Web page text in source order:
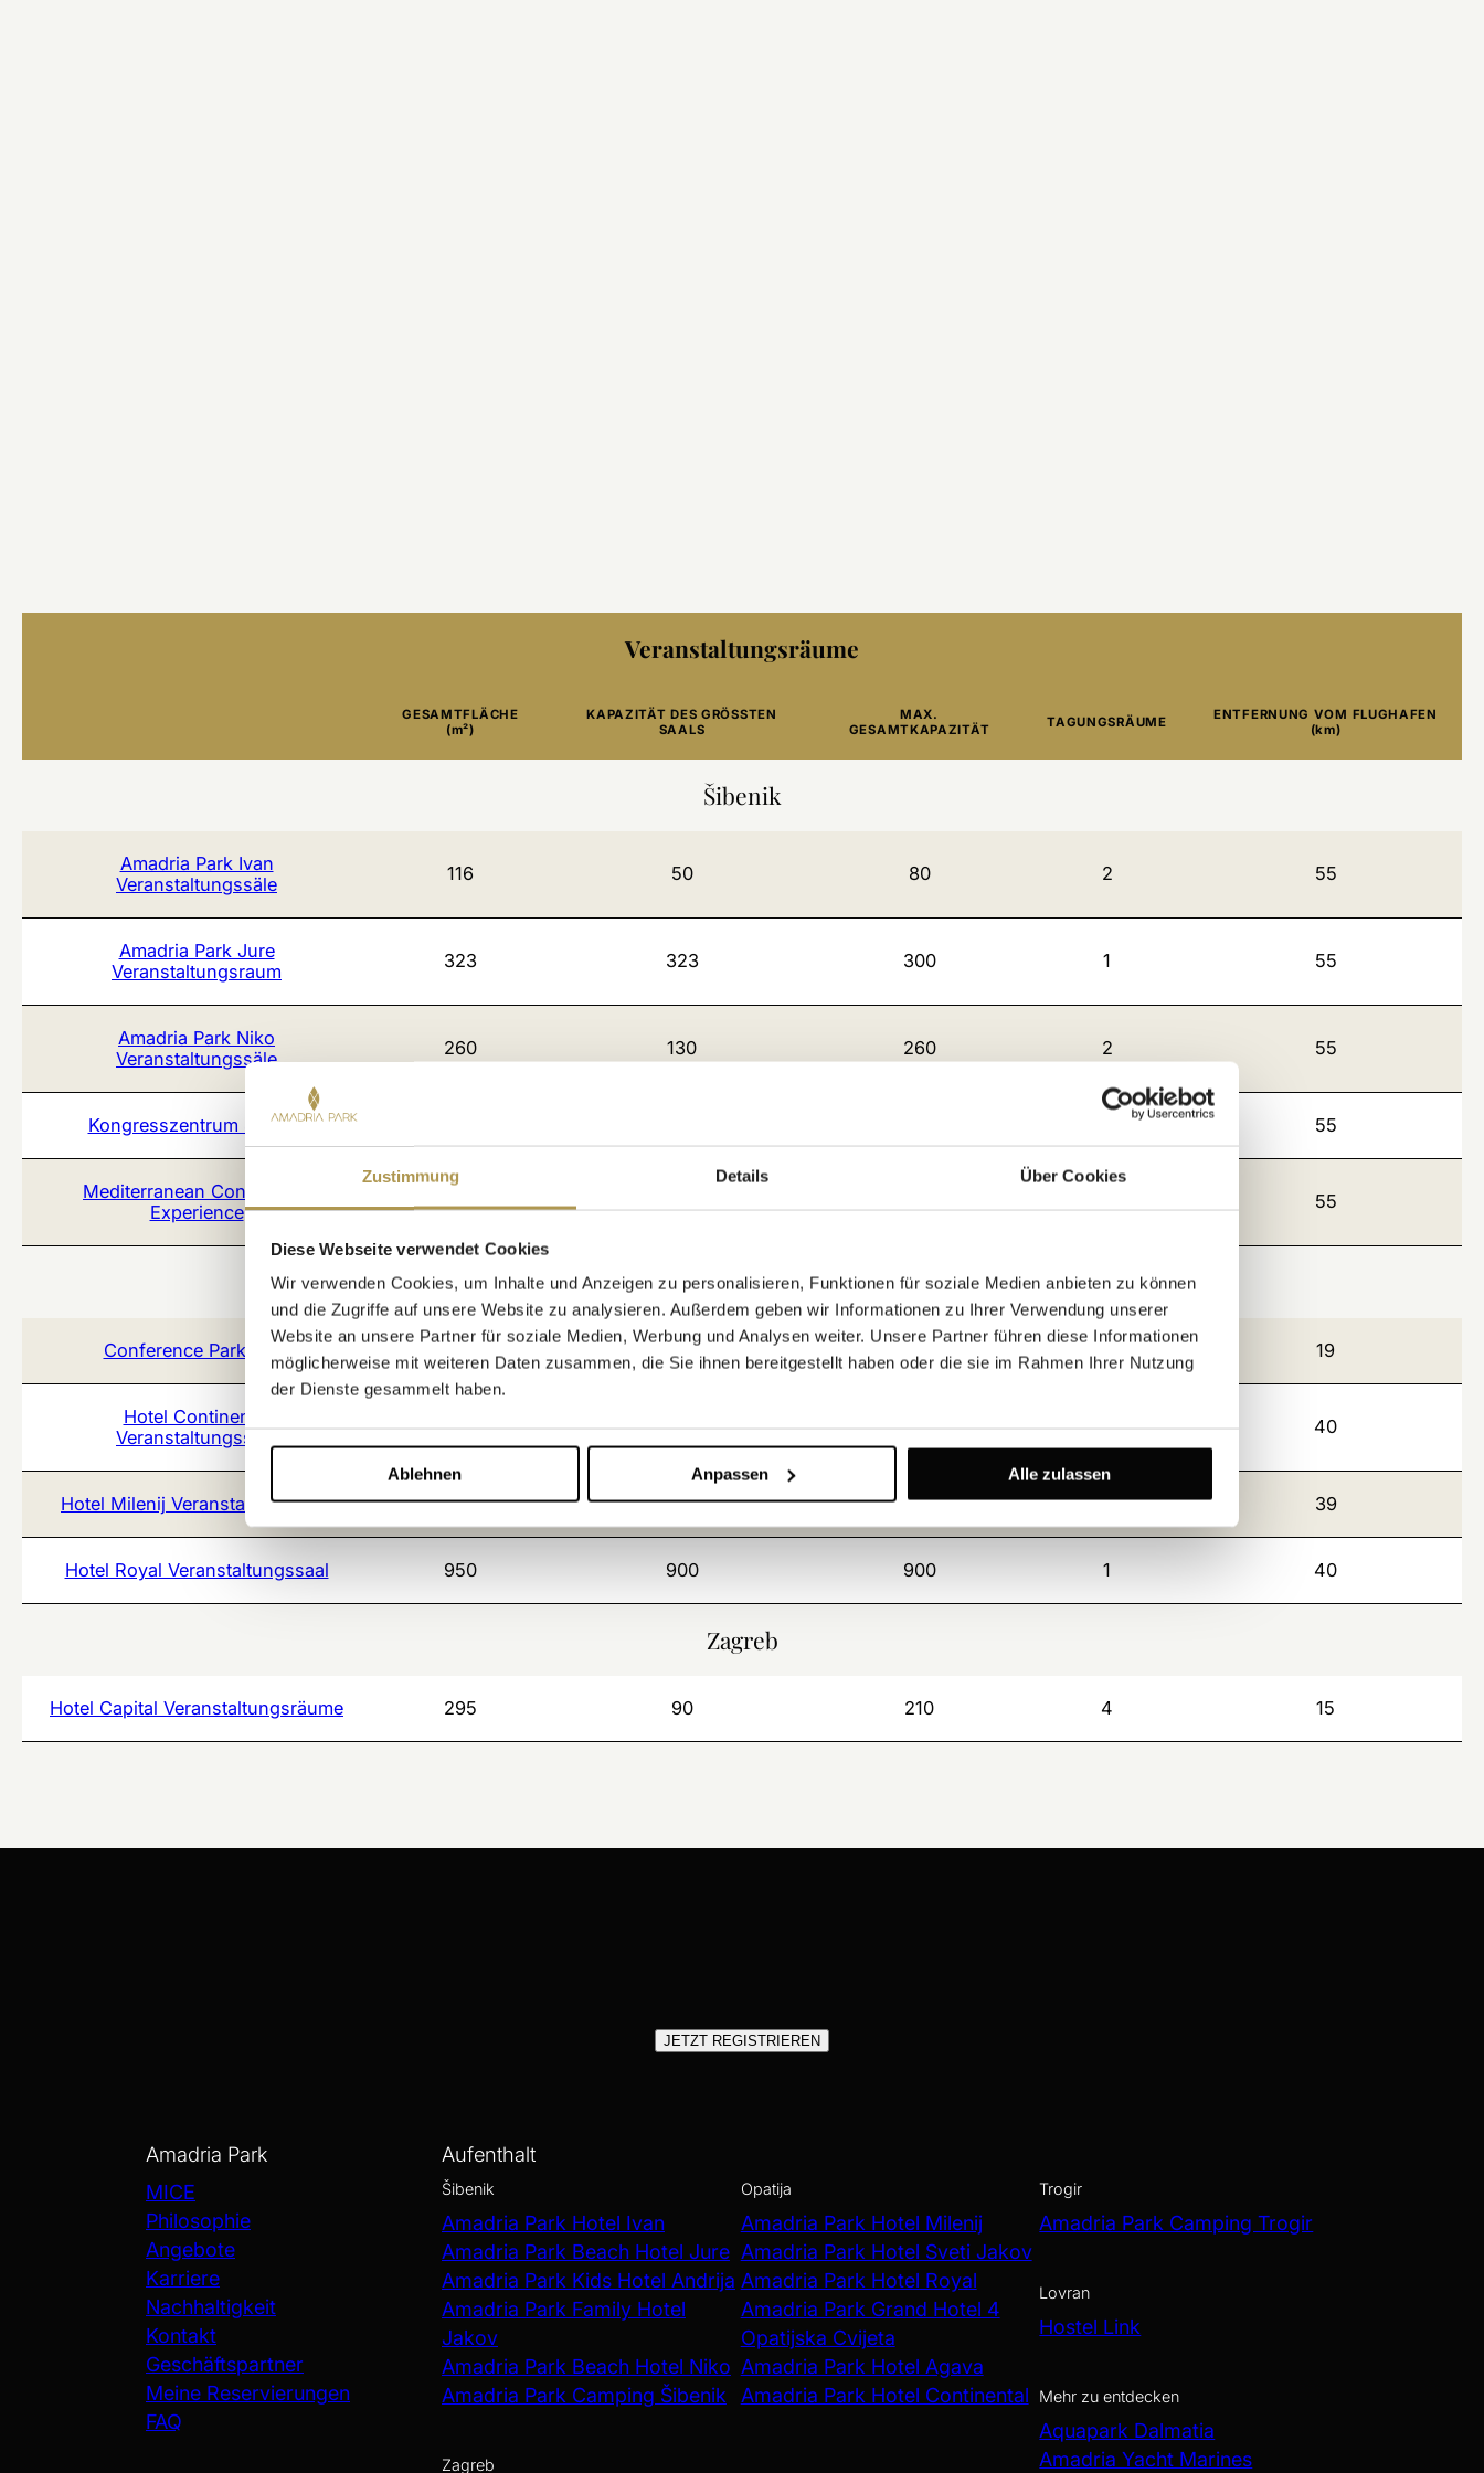
Zustimmung Details Über Cookies
Diese Webseite verwendet Cookies
Wir verwenden Cookies, um Inhalte und Anzeigen zu personalisieren, Funktionen für soziale Medien anbieten zu können
und die Zugriffe auf unsere Website zu analysieren. Außerdem geben wir Informationen zu Ihrer Verwendung unserer
Website an unsere Partner für soziale Medien, Werbung und Analysen weiter. Unsere Partner führen diese Informationen
möglicherweise mit weiteren Daten zusammen, die Sie ihnen bereitgestellt haben oder die sie im Rahmen Ihrer Nutzung
der Dienste gesammelt haben.
Ablehnen Anpassen Alle zulassen
Veranstaltungsräume
GESAMTFLÄCHE
(m²)
KAPAZITÄT DES GRÖSSTEN
SAALS
MAX.
GESAMTKAPAZITÄT
TAGUNGSRÄUME
ENTFERNUNG VOM FLUGHAFEN
(km)
Šibenik
Amadria Park Ivan
Veranstaltungssäle
116 50 80 2 55
Amadria Park Jure
Veranstaltungsraum
323 323 300 1 55
Amadria Park Niko
Veranstaltungssäle
260 130 260 2 55
Kongresszentrum Šibenik 55
Mediterranean Conference
Experience
1100 55
Opatija
Conference Park 25/7 1500 450 1000 19
Hotel Continental
Veranstaltungssäle
234 100 180 2 40
Hotel Milenij Veranstaltungssäle 271 200 230 2 39
Hotel Royal Veranstaltungssaal 950 900 900 1 40
Zagreb
Hotel Capital Veranstaltungsräume 295 90 210 4 15
JETZT REGISTRIEREN
Amadria Park
MICE
Philosophie
Angebote
Karriere
Nachhaltigkeit
Kontakt
Geschäftspartner
Meine Reservierungen
FAQ
Aufenthalt
Šibenik
Amadria Park Hotel Ivan
Amadria Park Beach Hotel Jure
Amadria Park Kids Hotel Andrija
Amadria Park Family Hotel
Jakov
Amadria Park Beach Hotel Niko
Amadria Park Camping Šibenik
Zagreb
Opatija
Amadria Park Hotel Milenij
Amadria Park Hotel Sveti Jakov
Amadria Park Hotel Royal
Amadria Park Grand Hotel 4
Opatijska Cvijeta
Amadria Park Hotel Agava
Amadria Park Hotel Continental
Trogir
Amadria Park Camping Trogir
Lovran
Hostel Link
Mehr zu entdecken
Aquapark Dalmatia
Amadria Yacht Marines